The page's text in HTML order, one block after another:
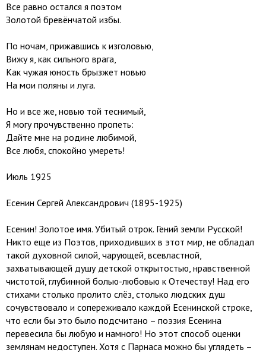
Все равно остался я поэтом
Золотой бревёнчатой избы.
По ночам, прижавшись к изголовью,
Вижу я, как сильного врага,
Как чужая юность брызжет новью
На мои поляны и луга.
Но и все же, новью той теснимый,
Я могу прочувственно пропеть:
Дайте мне на родине любимой,
Все любя, спокойно умереть!
Июль 1925
Есенин Сергей Александрович (1895-1925)
Есенин! Золотое имя. Убитый отрок. Гений земли Русской!
Никто еще из Поэтов, приходивших в этот мир, не обладал
такой духовной силой, чарующей, всевластной,
захватывающей душу детской открытостью, нравственной
чистотой, глубинной болью-любовью к Отечеству! Над его
стихами столько пролито слёз, столько людских душ
сочувствовало и сопереживало каждой Есенинской строке,
что если бы это было подсчитано – поэзия Есенина
перевесила бы любую и намного! Но этот способ оценки
землянам недоступен. Хотя с Парнаса можно бы углядеть –